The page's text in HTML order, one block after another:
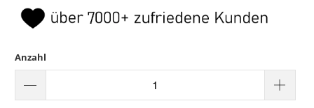
Anzahl